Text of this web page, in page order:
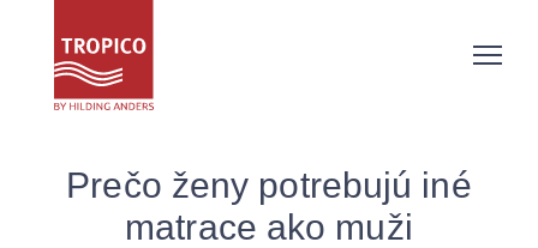
Prečo ženy potrebujú iné
matrace ako muži